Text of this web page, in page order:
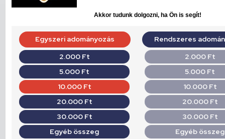
Akkor tudunk dolgozni, ha Ön is segít!